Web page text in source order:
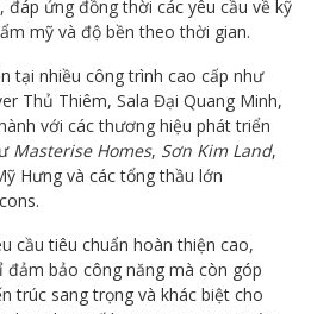
đáp ứng đồng thời các yêu cầu về kỹ
mỹ và độ bền theo thời gian.
tại nhiều công trình cao cấp như
Thủ Thiêm, Sala Đại Quang Minh,
với các thương hiệu phát triển
Masterise Homes, Sơn Kim Land,
Hưng và các tổng thầu lớn
cầu tiêu chuẩn hoàn thiện cao,
bảo công năng mà còn góp
trúc sang trọng và khác biệt cho